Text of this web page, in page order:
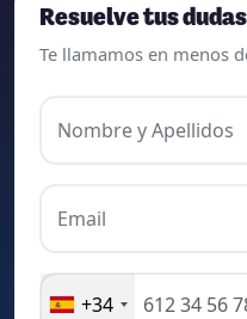
Resuelve tus
Te llamamos en menos
Nombre y Apellidos
Email
+34